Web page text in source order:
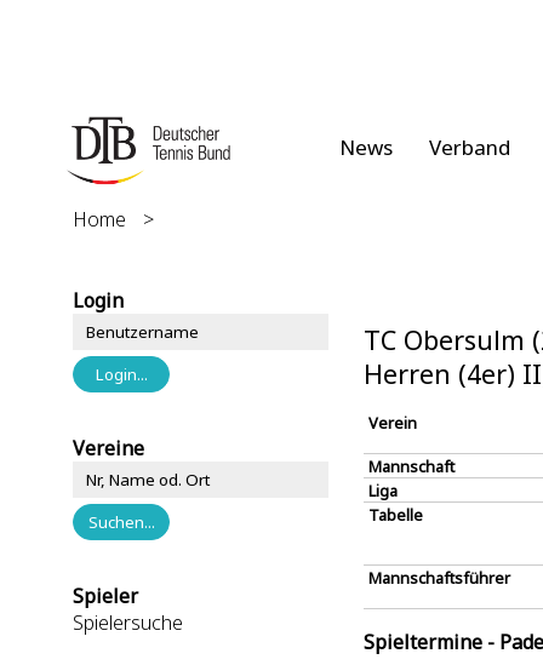
News Verband
Home >
Login
Vereine
Spieler
Spielersuche
TC Obersulm
Herren (4er)
Verein
Mannschaft
Liga
Tabelle
Mannschaftsführer
Spieltermine -